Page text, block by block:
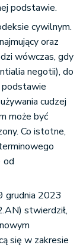
podstawie.
cywilnym.
oraz
wówczas, gdy
negotii), do
podstawie
cudzej
może być
Co istotne,
od
grudnia 2023
stwierdził,
się w zakresie